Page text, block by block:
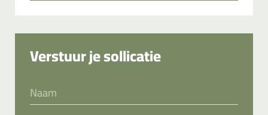
Verstuur je sollicatie